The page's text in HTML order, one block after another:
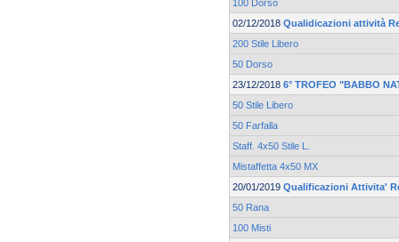
100 Dorso
02/12/2018 Qualidicazioni attività
200 Stile Libero
50 Dorso
23/12/2018 6° TROFEO "BABBO
50 Stile Libero
50 Farfalla
Staff. 4x50 Stile L.
Mistaffetta 4x50 MX
20/01/2019 Qualificazioni Attivita'
50 Rana
100 Misti